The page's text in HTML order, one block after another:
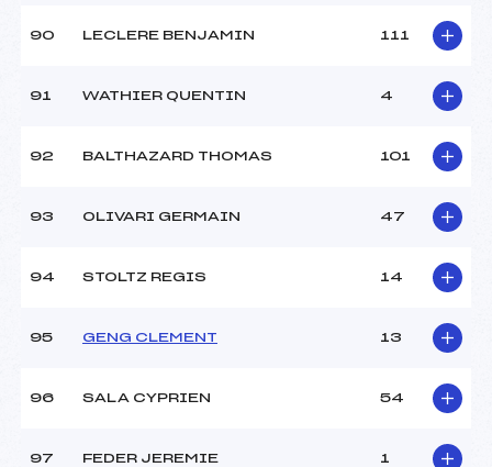
90 LECLERE BENJAMIN 111
91 WATHIER QUENTIN 4
92 BALTHAZARD THOMAS 101
93 OLIVARI GERMAIN 47
94 STOLTZ REGIS 14
95 GENG CLEMENT 13
96 SALA CYPRIEN 54
97 FEDER JEREMIE 1